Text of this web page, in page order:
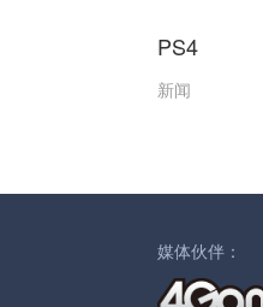
PS4
新闻
媒体伙伴：